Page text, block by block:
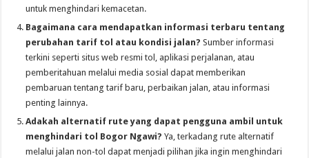
untuk menghindari kemacetan.
Bagaimana cara mendapatkan informasi terbaru tentang
perubahan tarif tol atau kondisi jalan? Sumber informasi
terkini seperti situs web resmi tol, aplikasi perjalanan, atau
pemberitahuan melalui media sosial dapat memberikan
pembaruan tentang tarif baru, perbaikan jalan, atau informasi
penting lainnya.
Adakah alternatif rute yang dapat pengguna ambil untuk
menghindari tol Bogor Ngawi? Ya, terkadang rute alternatif
melalui jalan non-tol dapat menjadi pilihan jika ingin menghindari